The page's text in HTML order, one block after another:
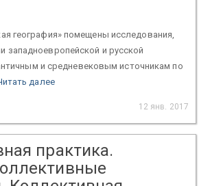
география» помещены исследования,
западноевропейской и русской
и средневековым источникам по
далее
12 янв. 2017
практика.